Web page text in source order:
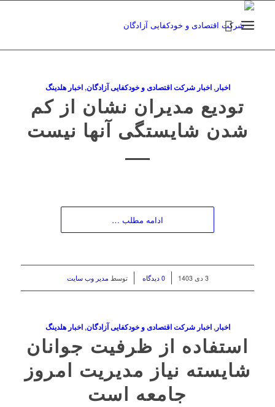
اخبار,اخبار شرکت اقتصادی و خودکفایی آزادگان,اخبار هلدینگ
تودیع مدیران نشان از کم
شدن شایستگی آنها نیست
ادامه مطلب …
3 دی 1403 0 دیدگاه توسط مدیر وب سایت
اخبار,اخبار شرکت اقتصادی و خودکفایی آزادگان,اخبار هلدینگ
استفاده از ظرفیت جوانان
شایسته نیاز مدیریت امروز
جامعه است